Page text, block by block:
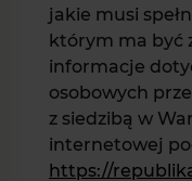
jakie musi
którym ma być
informacje
osobowych
z siedzibą w
internetowej
https://